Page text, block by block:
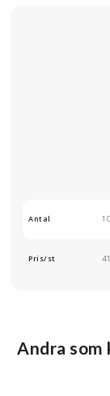
Antal
Pris/st
Andra som